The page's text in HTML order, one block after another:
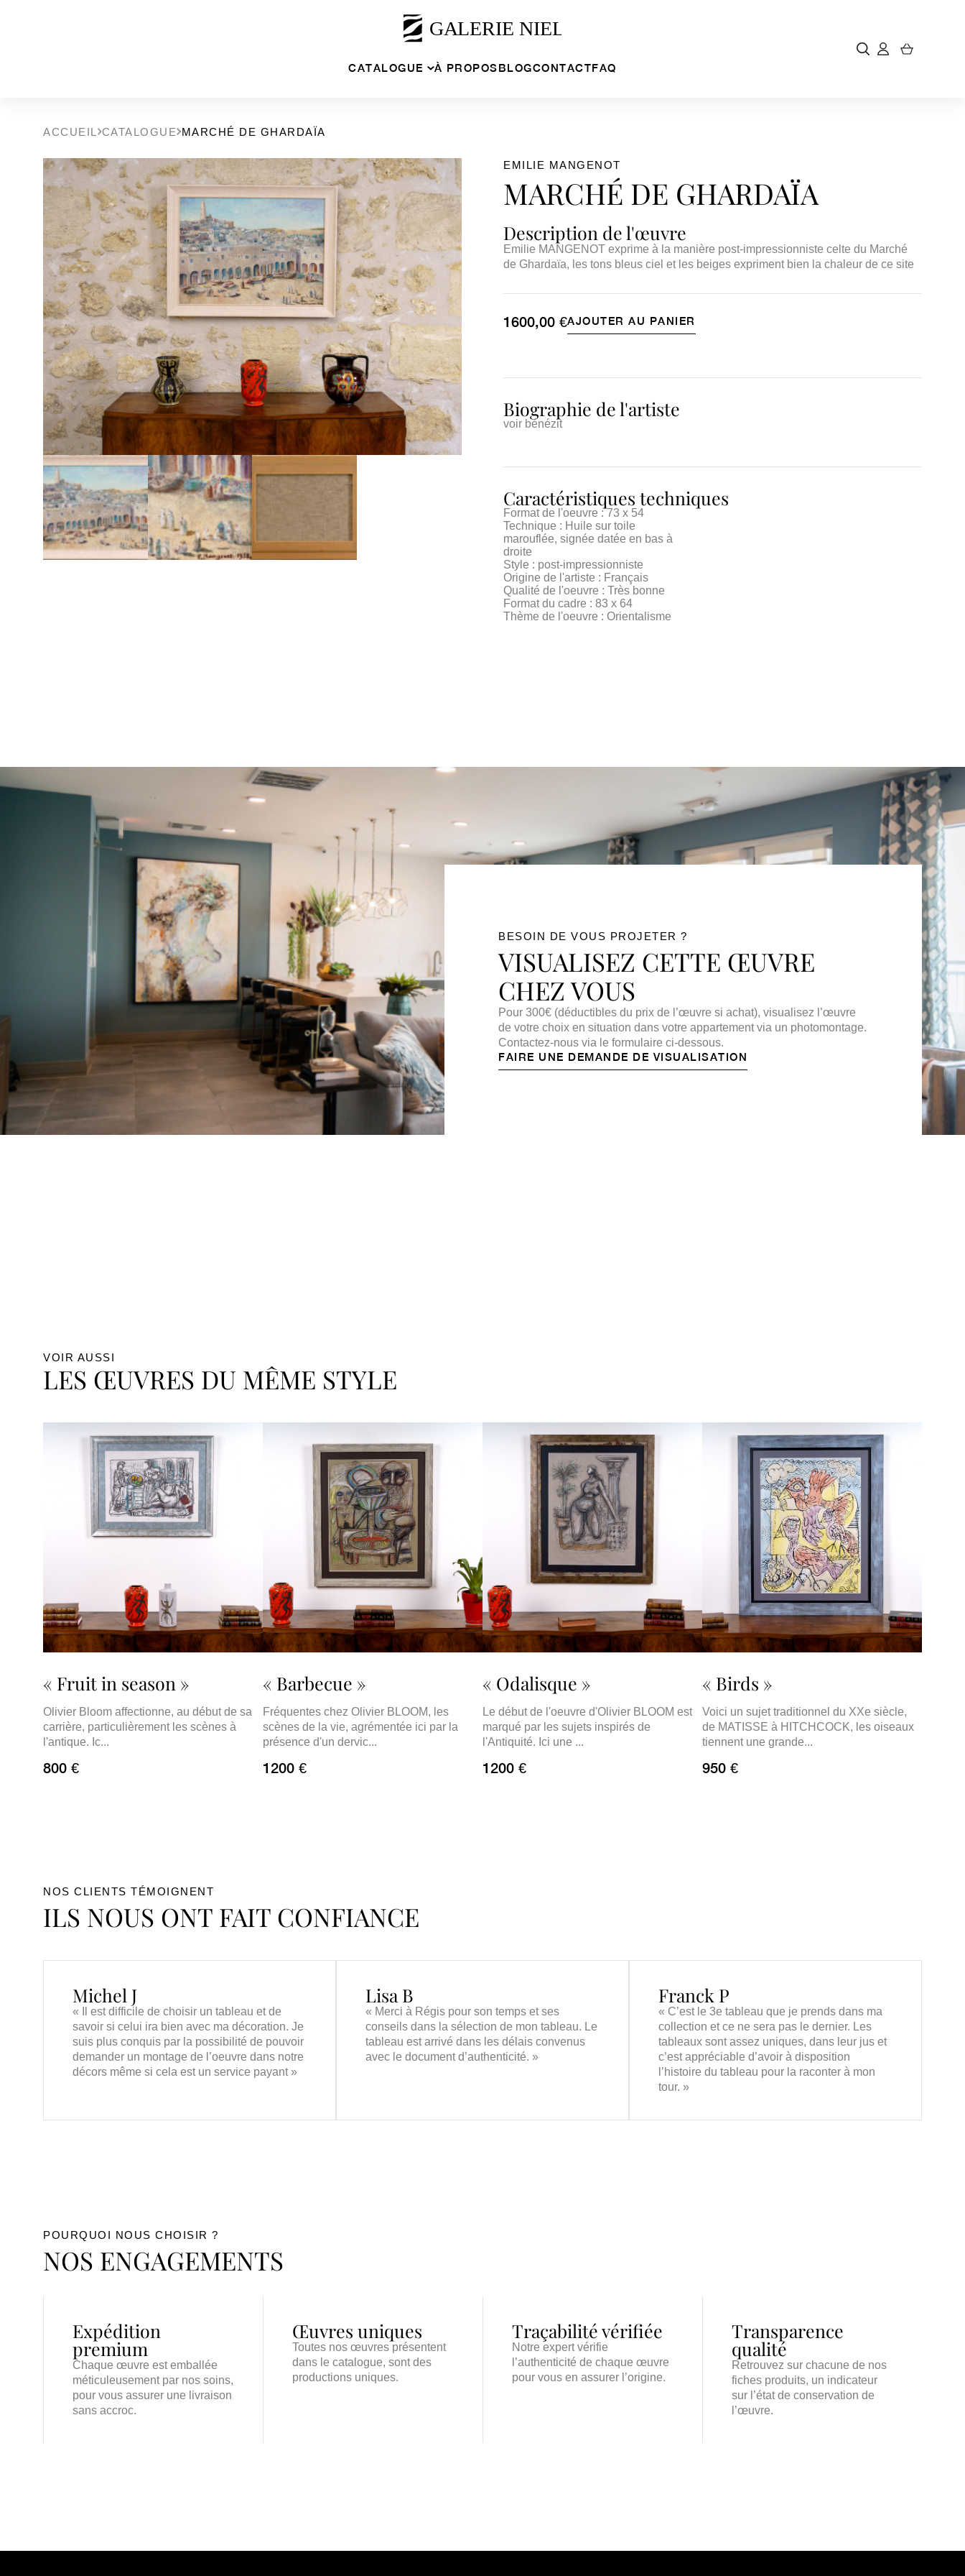
CATALOGUE À PROPOSBLOGCONTACTFAQ
ACCUEIL CATALOGUE MARCHÉ DE GHARDAÏA
EMILIE MANGENOT
MARCHÉ DE GHARDAÏA
Description de l'œuvre
Emilie MANGENOT exprime à la manière post-impressionniste celte du Marché
de Ghardaïa, les tons bleus ciel et les beiges expriment bien la chaleur de ce site
1600,00€AJOUTER AU PANIER
Biographie de l'artiste
voir bénézit
Caractéristiques techniques
Format de l'oeuvre : 73 x 54
Technique : Huile sur toile
marouflée, signée datée en bas à
droite
Style : post-impressionniste
Origine de l'artiste : Français
Qualité de l'oeuvre : Très bonne
Format du cadre : 83 x 64
Thème de l'oeuvre : Orientalisme
BESOIN DE VOUS PROJETER ?
VISUALISEZ CETTE ŒUVRE
CHEZ VOUS
Pour 300€ (déductibles du prix de l’œuvre si achat), visualisez l’œuvre
de votre choix en situation dans votre appartement via un photomontage.
Contactez-nous via le formulaire ci-dessous.
FAIRE UNE DEMANDE DE VISUALISATION
VOIR AUSSI
LES ŒUVRES DU MÊME STYLE
« Fruit in season »
Olivier Bloom affectionne, au début de sa
carrière, particulièrement les scènes à
l'antique. Ic...
800 €
« Barbecue »
Fréquentes chez Olivier BLOOM, les
scènes de la vie, agrémentée ici par la
présence d'un dervic...
1200 €
« Odalisque »
Le début de l'oeuvre d'Olivier BLOOM est
marqué par les sujets inspirés de
l'Antiquité. Ici une ...
1200 €
« Birds »
Voici un sujet traditionnel du XXe siècle,
de MATISSE à HITCHCOCK, les oiseaux
tiennent une grande...
950 €
NOS CLIENTS TÉMOIGNENT
ILS NOUS ONT FAIT CONFIANCE
Michel J
« Il est difficile de choisir un tableau et de
savoir si celui ira bien avec ma décoration. Je
suis plus conquis par la possibilité de pouvoir
demander un montage de l’oeuvre dans notre
décors même si cela est un service payant »
Lisa B
« Merci à Régis pour son temps et ses
conseils dans la sélection de mon tableau. Le
tableau est arrivé dans les délais convenus
avec le document d’authenticité. »
Franck P
« C’est le 3e tableau que je prends dans ma
collection et ce ne sera pas le dernier. Les
tableaux sont assez uniques, dans leur jus et
c’est appréciable d’avoir à disposition
l’histoire du tableau pour la raconter à mon
tour. »
POURQUOI NOUS CHOISIR ?
NOS ENGAGEMENTS
Expédition
premium
Chaque œuvre est emballée
méticuleusement par nos soins,
pour vous assurer une livraison
sans accroc.
Œuvres uniques
Toutes nos œuvres présentent
dans le catalogue, sont des
productions uniques.
Traçabilité vérifiée
Notre expert vérifie
l’authenticité de chaque œuvre
pour vous en assurer l’origine.
Transparence
qualité
Retrouvez sur chacune de nos
fiches produits, un indicateur
sur l’état de conservation de
l’œuvre.